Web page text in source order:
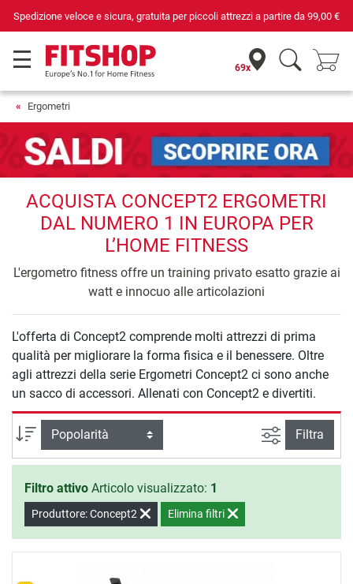
Spedizione veloce e sicura, gratuita per piccoli attrezzi a partire da 99,00 €
69x
Ergometri
ACQUISTA CONCEPT2 ERGOMETRI
DAL NUMERO 1 IN EUROPA PER
L’HOME FITNESS
L'ergometro fitness offre un training privato esatto grazie ai
watt e innocuo alle articolazioni
L'offerta di Concept2 comprende molti attrezzi di prima
qualità per migliorare la forma fisica e il benessere. Oltre
agli attrezzi della serie Ergometri Concept2 ci sono anche
un sacco di accessori. Allenati con Concept2 e divertiti.
Ordina per Ricerca
Filtra
Filtro attivo Articolo visualizzato: 1
Produttore: Concept2 Elimina filtri